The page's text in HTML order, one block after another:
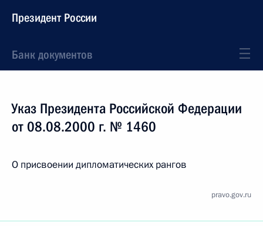
Президент России
Банк документов
Указ Президента Российской Федерации
от 08.08.2000 г. № 1460
О присвоении дипломатических рангов
pravo.gov.ru